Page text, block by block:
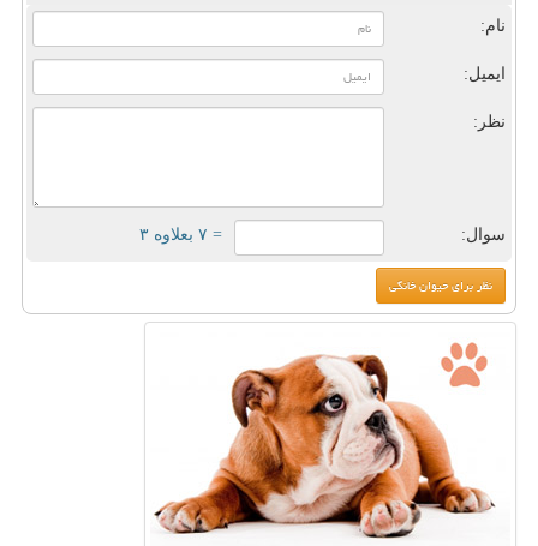
نام:
ایمیل:
نظر:
سوال: = ۷ بعلاوه ۳